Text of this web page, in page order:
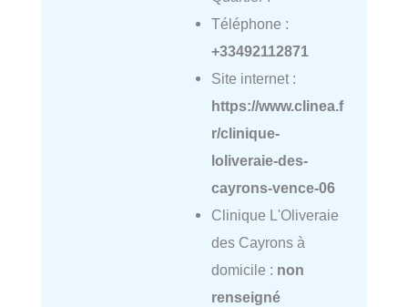
Téléphone :
+33492112871
Site internet :
https://www.clinea.f
r/clinique-
loliveraie-des-
cayrons-vence-06
Clinique L'Oliveraie
des Cayrons à
domicile : non
renseigné